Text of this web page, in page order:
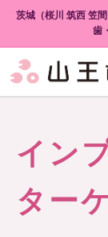
茨城（桜川 筑西 笠
歯
イン
ター